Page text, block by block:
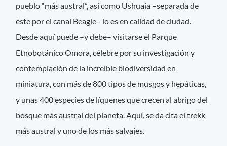
pueblo “más austral”, así como Ushuaia –separada de
éste por el canal Beagle– lo es en calidad de ciudad.
Desde aquí puede –y debe– visitarse el Parque
Etnobotánico Omora, célebre por su investigación y
contemplación de la increíble biodiversidad en
miniatura, con más de 800 tipos de musgos y hepáticas,
y unas 400 especies de líquenes que crecen al abrigo del
bosque más austral del planeta. Aquí, se da cita el trekk
más austral y uno de los más salvajes.